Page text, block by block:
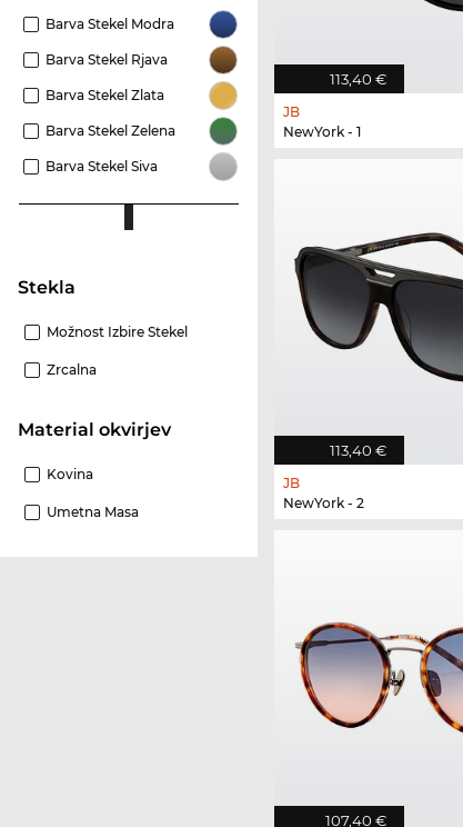
Barva Stekel Modra
Barva Stekel Rjava
Barva Stekel Zlata
Barva Stekel Zelena
Barva Stekel Siva
Stekla
Možnost Izbire Stekel
Zrcalna
Material okvirjev
Kovina
Umetna Masa
113,40 €
JB
NewYork - 1
113,40 €
JB
NewYork - 2
107,40 €